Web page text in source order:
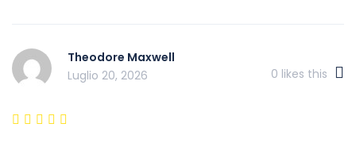
Theodore Maxwell
Luglio 20, 2026
0 likes this